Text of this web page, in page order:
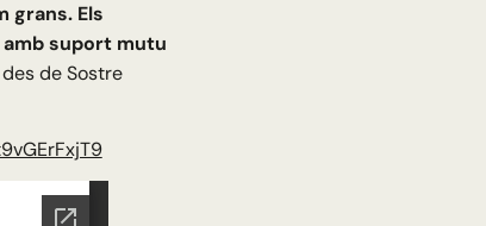
grans. Els
suport mutu
de Sostre